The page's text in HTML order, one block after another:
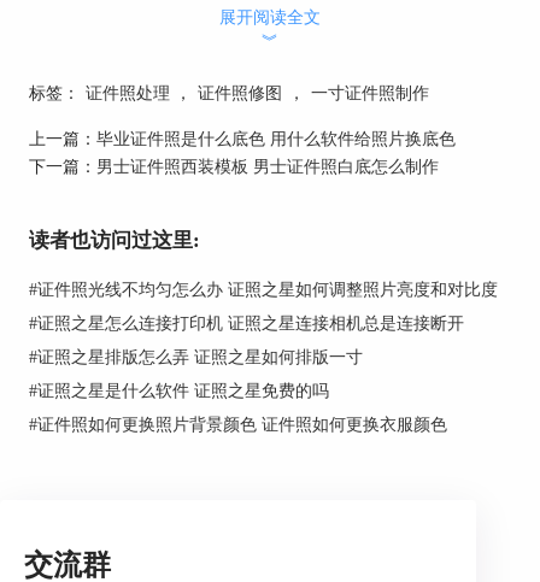
了解了各种底色证件照的一般使用用途，就可以针
适底色的证件照也不用担心，可以使用证照之星对
证件照底色进行更换。
二、怎么换证件照的底色
和要求的证件照底色不一致，这时候除了去重新拍
证照之星给大家演示一下如何给证件照更换底色。
在演示之前先和大家介绍一下证照之星，这款软件
一共有三个版本，分别是免费版、个人版和企业
版，各个版本的功能也是有所不同的，免费版的功
能主要包括1寸照制作、证件照批量处理、智能背
之星中。
展开阅读全文
︾
标签： 证件照处理 ， 证件照修图 ， 一寸证件照制作
上一篇： 毕业证件照是什么底色 用什么软件给照片换底色
下一篇： 男士证件照西装模板 男士证件照白底怎么制作
读者也访问过这里:
#证件照光线不均匀怎么办 证照之星如何调整照片亮度和对比度
#证照之星怎么连接打印机 证照之星连接相机总是连接断开
#证照之星排版怎么弄 证照之星如何排版一寸
#证照之星是什么软件 证照之星免费的吗
#证件照如何更换照片背景颜色 证件照如何更换衣服颜色
交流群